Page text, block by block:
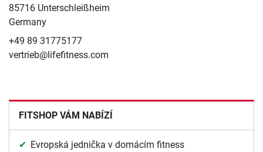
85716 Unterschleißheim
Germany
+49 89 31775177
vertrieb@lifefitness.com
FITSHOP VÁM NABÍZÍ
Evropská jednička v domácím fitness